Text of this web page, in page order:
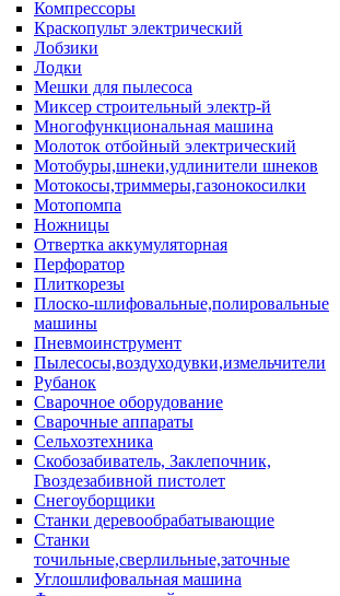
Компрессоры
Краскопульт электрический
Лобзики
Лодки
Мешки для пылесоса
Миксер строительный электр-й
Многофункциональная машина
Молоток отбойный электрический
Мотобуры,шнеки,удлинители шнеков
Мотокосы,триммеры,газонокосилки
Мотопомпа
Ножницы
Отвертка аккумуляторная
Перфоратор
Плиткорезы
Плоско-шлифовальные,полировальные
машины
Пневмоинструмент
Пылесосы,воздуходувки,измельчители
Рубанок
Сварочное оборудование
Сварочные аппараты
Сельхозтехника
Скобозабиватель, Заклепочник,
Гвоздезабивной пистолет
Снегоуборщики
Станки деревообрабатывающие
Станки
точильные,сверлильные,заточные
Углошлифовальная машина